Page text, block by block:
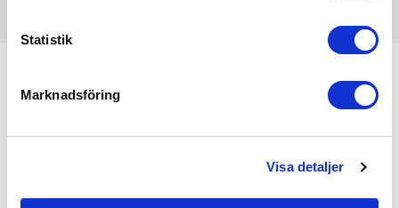
Statistik
Marknadsföring
Visa detaljer
Kombinera med